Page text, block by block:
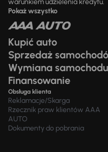
warunkiem udzielenia kredytu.
Pokaż wszystko
Kupić auto
Sprzedaż
Wymiana samochodu
Finansowanie
Obsługa klienta
Reklamacje/Skarga
Rzecznik praw klientów AAA
AUTO
Dokumenty do pobrania